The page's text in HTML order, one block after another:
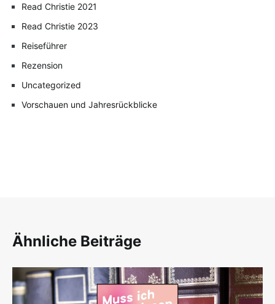
Read Christie 2021
Read Christie 2023
Reiseführer
Rezension
Uncategorized
Vorschauen und Jahresrückblicke
Ähnliche Beiträge